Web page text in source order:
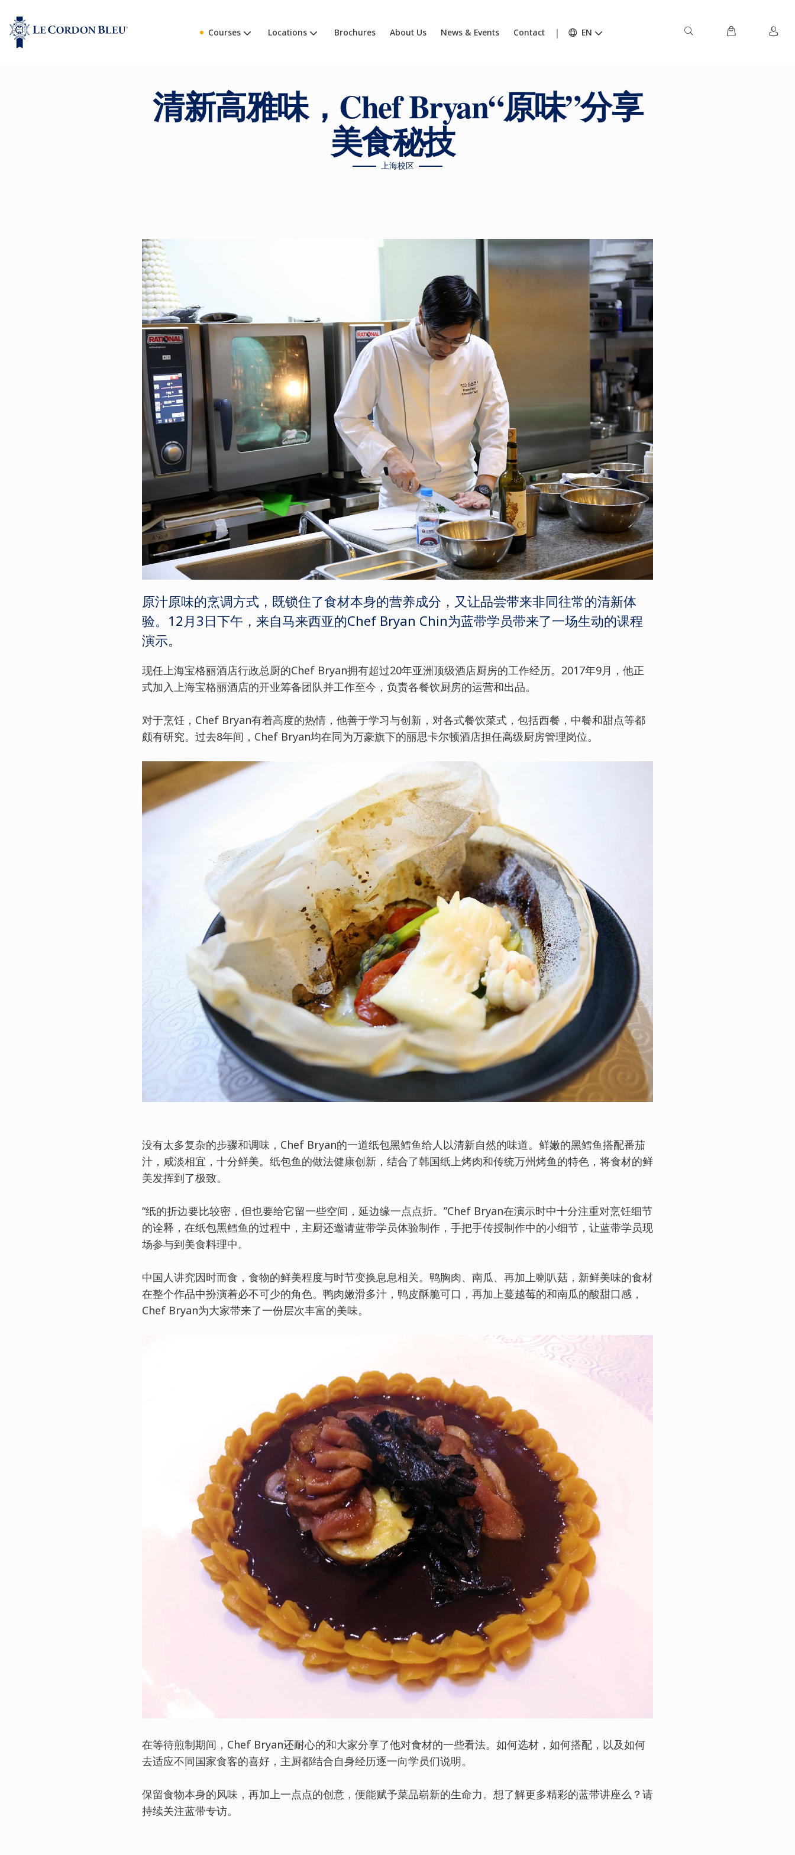
Courses Locations Brochures About Us News & Events Contact EN
清新高雅味，Chef Bryan“原味”分享
美食秘技
上海校区
原汁原味的烹调方式，既锁住了食材本身的营养成分，又让品尝带来非同往常的清新体
验。12月3日下午，来自马来西亚的Chef Bryan Chin为蓝带学员带来了一场生动的课程
演示。
现任上海宝格丽酒店行政总厨的Chef Bryan拥有超过20年亚洲顶级酒店厨房的工作经历。2017年9月，他正
式加入上海宝格丽酒店的开业筹备团队并工作至今，负责各餐饮厨房的运营和出品。
对于烹饪，Chef Bryan有着高度的热情，他善于学习与创新，对各式餐饮菜式，包括西餐，中餐和甜点等都
颇有研究。过去8年间，Chef Bryan均在同为万豪旗下的丽思卡尔顿酒店担任高级厨房管理岗位。
没有太多复杂的步骤和调味，Chef Bryan的一道纸包黑鳕鱼给人以清新自然的味道。鲜嫩的黑鳕鱼搭配番茄
汁，咸淡相宜，十分鲜美。纸包鱼的做法健康创新，结合了韩国纸上烤肉和传统万州烤鱼的特色，将食材的鲜
美发挥到了极致。
“纸的折边要比较密，但也要给它留一些空间，延边缘一点点折。”Chef Bryan在演示时中十分注重对烹饪细节
的诠释，在纸包黑鳕鱼的过程中，主厨还邀请蓝带学员体验制作，手把手传授制作中的小细节，让蓝带学员现
场参与到美食料理中。
中国人讲究因时而食，食物的鲜美程度与时节变换息息相关。鸭胸肉、南瓜、再加上喇叭菇，新鲜美味的食材
在整个作品中扮演着必不可少的角色。鸭肉嫩滑多汁，鸭皮酥脆可口，再加上蔓越莓的和南瓜的酸甜口感，
Chef Bryan为大家带来了一份层次丰富的美味。
在等待煎制期间，Chef Bryan还耐心的和大家分享了他对食材的一些看法。如何选材，如何搭配，以及如何
去适应不同国家食客的喜好，主厨都结合自身经历逐一向学员们说明。
保留食物本身的风味，再加上一点点的创意，便能赋予菜品崭新的生命力。想了解更多精彩的蓝带讲座么？请
持续关注蓝带专访。